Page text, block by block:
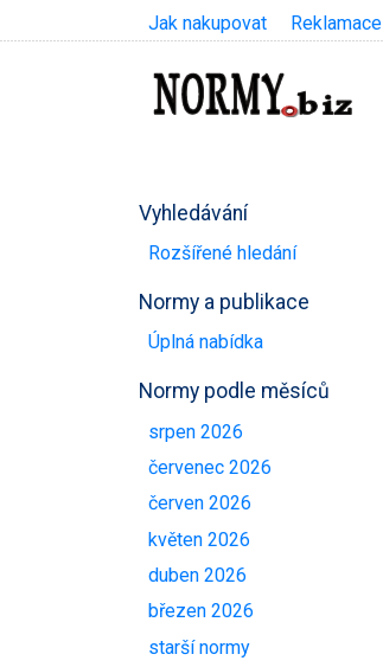
Jak nakupovat Reklamace
Vyhledávání
Rozšířené hledání
Normy a publikace
Úplná nabídka
Normy podle měsíců
srpen 2026
červenec 2026
červen 2026
květen 2026
duben 2026
březen 2026
starší normy